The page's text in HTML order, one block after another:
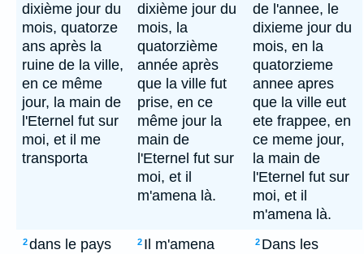
dixième jour du
mois, quatorze
ans après la
ruine de la ville,
en ce même
jour, la main de
l'Eternel fut sur
moi, et il me
transporta
dixième jour du
mois, la
quatorzième
année après
que la ville fut
prise, en ce
même jour la
main de
l'Eternel fut sur
moi, et il
m'amena là.
de l'annee, le
dixieme jour du
mois, en la
quatorzieme
annee apres
que la ville eut
ete frappee, en
ce meme jour,
la main de
l'Eternel fut sur
moi, et il
m'amena là.
2dans le pays
2 Il m'amena
2 Dans les